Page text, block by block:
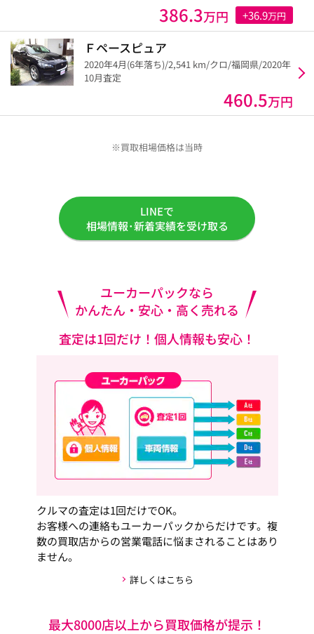
386.3万円 +36.9万円
Ｆペースピュア
2020年4月(6年落ち)/2,541 km/クロ/福岡県/2020年
10月査定
460.5万円
※買取相場価格は当時
LINEで
相場情報･新着実績を受け取る
ユーカーパックなら
かんたん・安心・高く売れる
査定は1回だけ！個人情報も安心！
クルマの査定は1回だけでOK。
お客様への連絡もユーカーパックからだけです。複
数の買取店からの営業電話に悩まされることはあり
ません。
詳しくはこちら
最大8000店以上から買取価格が提示！